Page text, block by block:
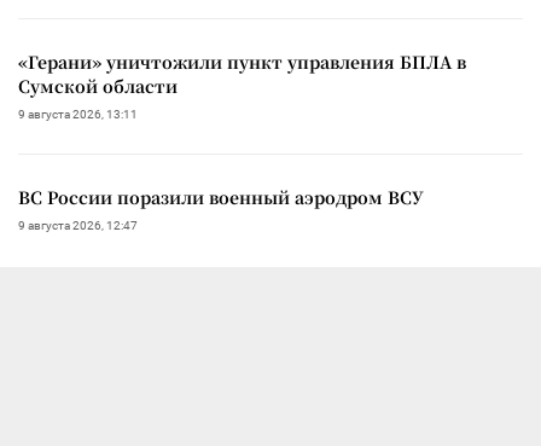
«Герани» уничтожили пункт управления БПЛА в
Сумской области
9 августа 2026, 13:11
ВС России поразили военный аэродром ВСУ
9 августа 2026, 12:47